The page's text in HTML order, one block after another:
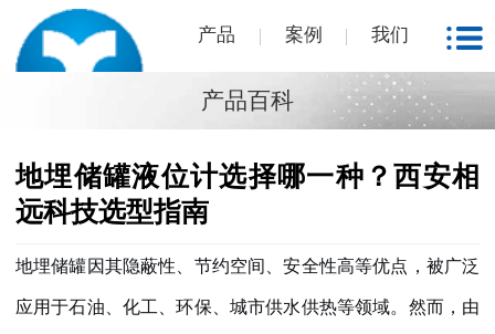
产品 案例 我们
产品百科
地埋储罐液位计选择哪一种？西安相
远科技选型指南
地埋储罐因其隐蔽性、节约空间、安全性高等优点，被广泛
应用于石油、化工、环保、城市供水供热等领域。然而，由